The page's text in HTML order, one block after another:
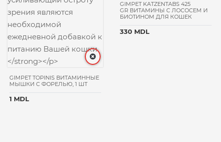
GIMPET TOPINIS ВИТАМИННЫЕ
МЫШКИ С ФОРЕЛЬЮ, 1 ШТ
1 MDL
GIMPET KATZENTABS 425
GR ВИТАМИНЫ С ЛОСОСЕМ И
БИОТИНОМ ДЛЯ КОШЕК
330 MDL